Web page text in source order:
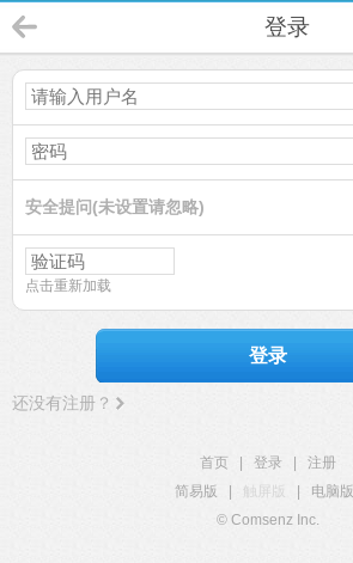
登录
安全提问(未设置请忽略)
点击重新加载
登录
还没有注册？
首页 登录
注册
简易版
触屏版 电脑版
© Comsenz Inc.